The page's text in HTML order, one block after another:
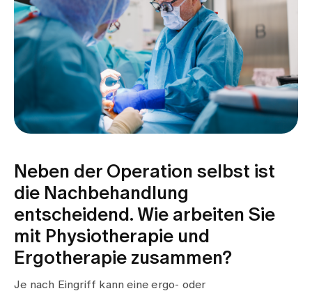
Neben der Operation selbst ist
die Nachbehandlung
entscheidend. Wie arbeiten Sie
mit Physiotherapie und
Ergotherapie zusammen?
Je nach Eingriff kann eine ergo- oder